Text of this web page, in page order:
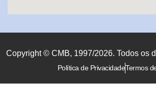
Copyright © CMB, 1997/2026. Todos os
Política de PrivacidadeTermos